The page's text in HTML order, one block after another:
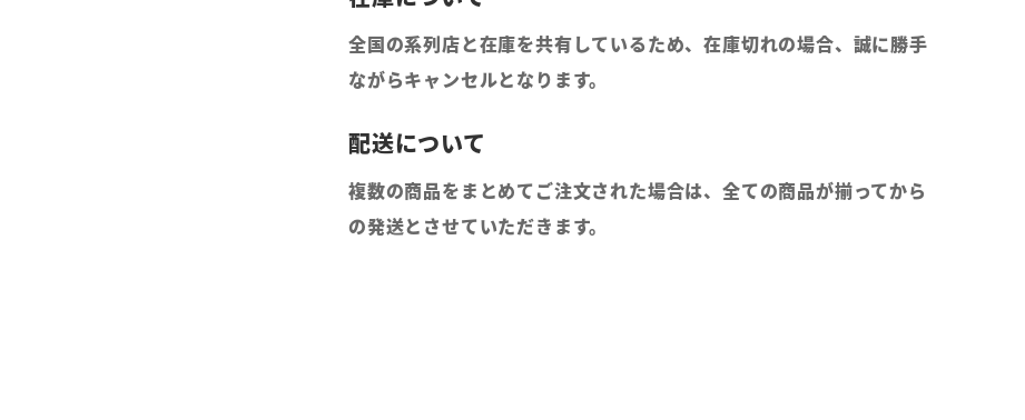
全国の系列店と在庫を共有しているため、在庫切れの場合、誠に勝手
ながらキャンセルとなります。
複数の商品をまとめてご注文された場合は、全ての商品が揃ってから
の発送とさせていただきます。